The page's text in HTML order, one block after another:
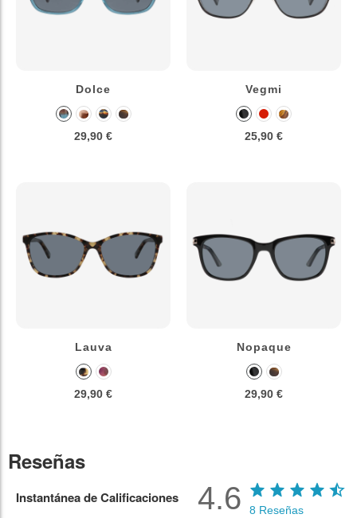
Dolce
29,90 €
Vegmi
25,90 €
Lauva
29,90 €
Nopaque
29,90 €
Reseñas
Instantánea de Calificaciones 4.6 8 Reseñas